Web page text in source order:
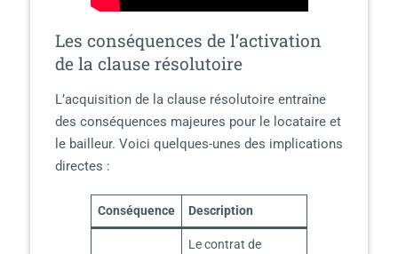
Les conséquences de l’activation
de la clause résolutoire
L’acquisition de la clause résolutoire entraîne
des conséquences majeures pour le locataire et
le bailleur. Voici quelques-unes des implications
directes :
Conséquence Description
Le contrat de